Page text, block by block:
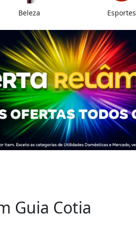
Beleza Esportes
Guia Cotia